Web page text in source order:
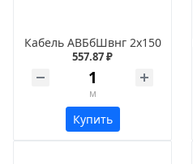
Кабель АВБбШвнг 2х150
557.87 ₽
м
Купить